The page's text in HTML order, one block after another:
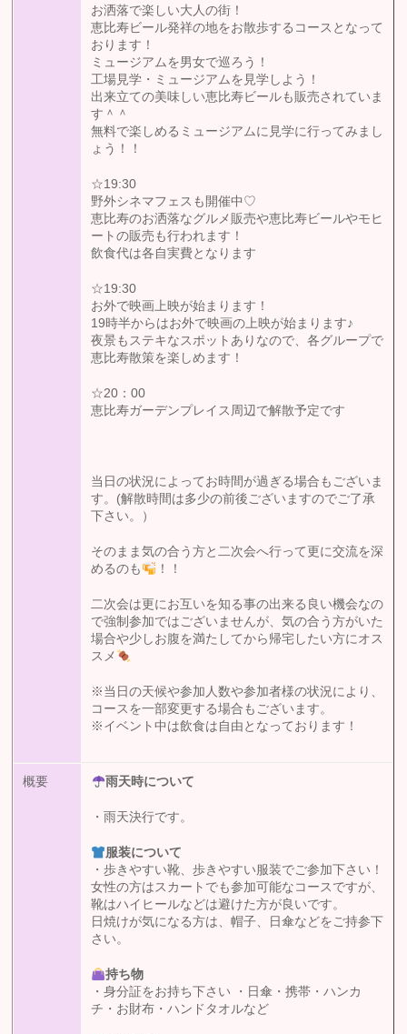
お洒落で楽しい大人の街！
恵比寿ビール発祥の地をお散歩するコースとなって
おります！
ミュージアムを男女で巡ろう！
工場見学・ミュージアムを見学しよう！
出来立ての美味しい恵比寿ビールも販売されていま
す＾＾
無料で楽しめるミュージアムに見学に行ってみまし
ょう！！
☆19:30
野外シネマフェスも開催中♡
恵比寿のお洒落なグルメ販売や恵比寿ビールやモヒ
ートの販売も行われます！
飲食代は各自実費となります
☆19:30
お外で映画上映が始まります！
19時半からはお外で映画の上映が始まります♪
夜景もステキなスポットありなので、各グループで
恵比寿散策を楽しめます！
☆20：00
恵比寿ガーデンプレイス周辺で解散予定です
当日の状況によってお時間が過ぎる場合もございま
す。(解散時間は多少の前後ございますのでご了承
下さい。）
そのまま気の合う方と二次会へ行って更に交流を深
めるのも
！！
二次会は更にお互いを知る事の出来る良い機会なの
で強制参加ではございませんが、気の合う方がいた
場合や少しお腹を満たしてから帰宅したい方にオス
スメ
※当日の天候や参加人数や参加者様の状況により、
コースを一部変更する場合もございます。
※イベント中は飲食は自由となっております！
概要 雨天時について
・雨天決行です。
服装について
・歩きやすい靴、歩きやすい服装でご参加下さい！
女性の方はスカートでも参加可能なコースですが、
靴はハイヒールなどは避けた方が良いです。
日焼けが気になる方は、帽子、日傘などをご持参下
さい。
持ち物
・身分証をお持ち下さい ・日傘・携帯・ハンカ
チ・お財布・ハンドタオルなど